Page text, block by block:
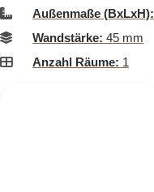
Außenmaße (BxLxH):
Wandstärke: 45 mm
Anzahl Räume: 1